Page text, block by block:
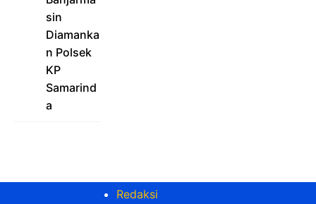
sin
Diamanka
n Polsek
KP
Samarind
a
Redaksi